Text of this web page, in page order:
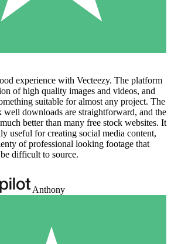
experience with Vecteezy. The platform
of high quality images and videos, and
suitable for almost any project. The
well downloads are straightforward, and the
better than many free stock websites. It
useful for creating social media content,
of professional looking footage that
difficult to source.
Anthony